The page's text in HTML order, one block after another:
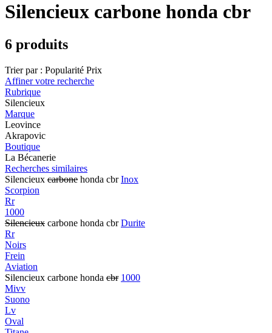
Silencieux carbone honda cbr
6 produits
Trier par : Popularité Prix
Affiner votre recherche
Rubrique
Silencieux
Marque
Leovince
Akrapovic
Boutique
La Bécanerie
Recherches similaires
Silencieux carbone honda cbr Inox
Scorpion
Rr
1000
Silencieux carbone honda cbr Durite
Rr
Noirs
Frein
Aviation
Silencieux carbone honda cbr 1000
Mivv
Suono
Lv
Oval